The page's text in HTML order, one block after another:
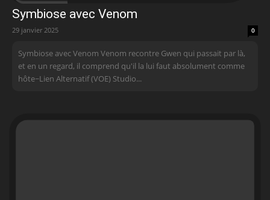
Symbiose avec Venom
29 janvier 2025 0
Symbiose avec Venom Venom recontre Gwen qui passait par là,
et en un regard, il comprend qu'il la lui faut absolument comme
hôte~ Lien Alternatif (VOE) Studio...